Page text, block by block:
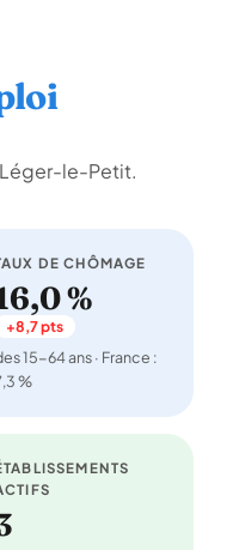
le-Petit.
DE CHÔMAGE
%
+8,7 pts
15-64 ans · France :
%